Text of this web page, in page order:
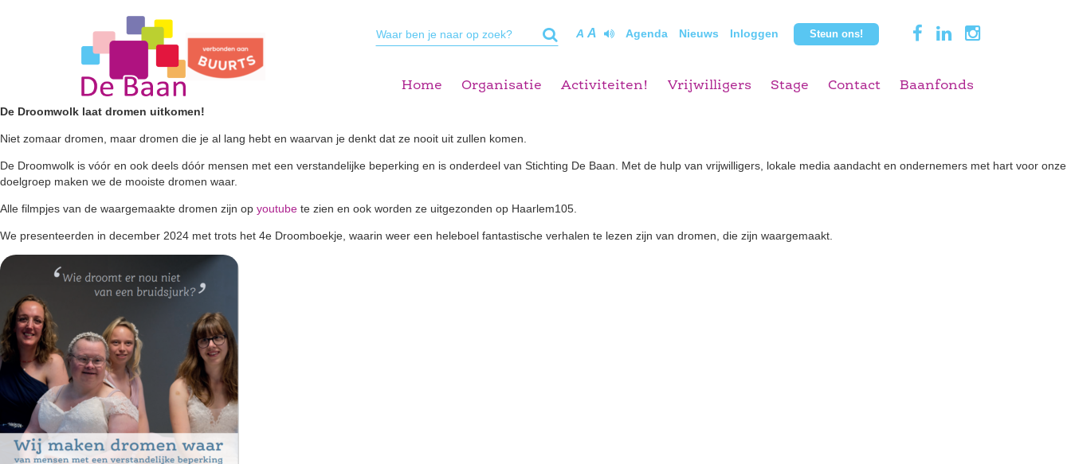
A A Agenda Nieuws Inloggen Steun ons!
Home Organisatie Activiteiten! Vrijwilligers Stage Contact Baanfonds
Archive for the ‘Projecten’ Category
Droomboekje nr 4 is uit!
De Droomwolk laat dromen uitkomen!
Niet zomaar dromen, maar dromen die je al lang hebt en waarvan je denkt dat ze nooit uit zullen komen.
De Droomwolk is vóór en ook deels dóór mensen met een verstandelijke beperking en is onderdeel van Stichting De Baan. Met de hulp van vrijwilligers, lokale media aandacht en ondernemers met hart voor onze
doelgroep maken we de mooiste dromen waar.
Alle filmpjes van de waargemaakte dromen zijn op youtube te zien en ook worden ze uitgezonden op Haarlem105.
We presenteerden in december 2024 met trots het 4e Droomboekje, waarin weer een heleboel fantastische verhalen te lezen zijn van dromen, die zijn waargemaakt.